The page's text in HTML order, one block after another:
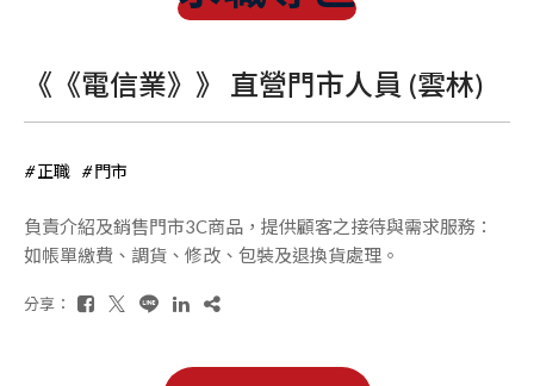
《《電信業》》 直營門市人員 (雲林)
正職 門市
負責介紹及銷售門市3C商品，提供顧客之接待與需求服務：
如帳單繳費、調貨、修改、包裝及退換貨處理。
分享：